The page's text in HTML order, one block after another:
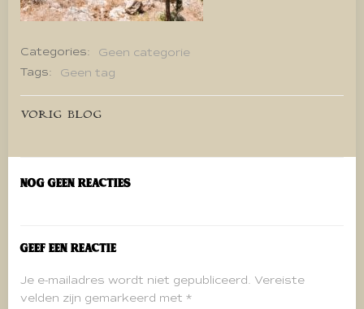
Categories:
Geen categorie
Tags:
Geen tag
Bericht
navigatie
VORIG BLOG
Nog geen reacties
Geef een reactie
Je e-mailadres wordt niet gepubliceerd. Vereiste
velden zijn gemarkeerd met *